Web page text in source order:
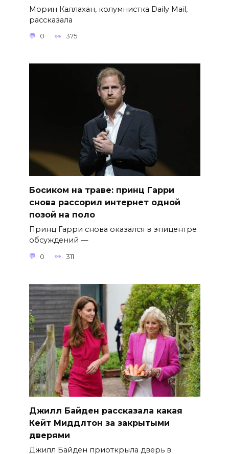
Морин Каллахан, колумнистка Daily Mail,
рассказала
0 375
Босиком на траве: принц Гарри
снова рассорил интернет одной
позой на поло
Принц Гарри снова оказался в эпицентре
обсуждений —
0 311
Джилл Байден рассказала какая
Кейт Миддлтон за закрытыми
дверями
Джилл Байден приоткрыла дверь в